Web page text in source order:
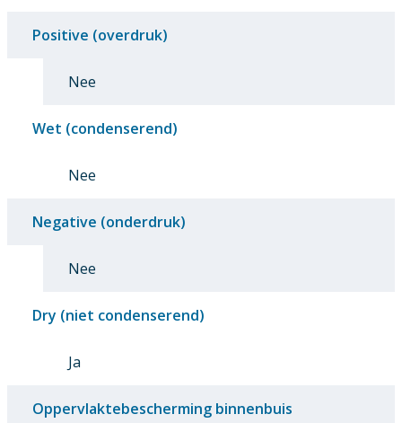
Positive (overdruk)
Nee
Wet (condenserend)
Nee
Negative (onderdruk)
Nee
Dry (niet condenserend)
Ja
Oppervlaktebescherming binnenbuis